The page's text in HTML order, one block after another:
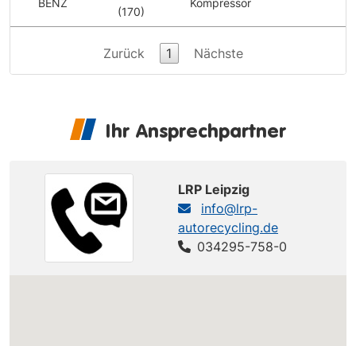
(170)
Zurück 1 Nächste
Ihr Ansprechpartner
LRP Leipzig
info@lrp-
autorecycling.de
034295-758-0